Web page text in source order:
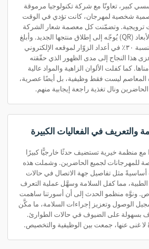
كبير، تعاونّا مع شركة تكنولوجيا مرموقة
شخصية لمهرجان، كانت تؤدي في الوقت
ترويجية. وتضمّنت كل معصمة شعار الشركة
ورمزًا ضوئيًّا ثنائي الأبعاد (QR) يُوجّه إلى إطلاق منتجها الجديد. وأبلغ
العميل عن زيادة بنسبة ٣٠٪ في أعداد الزوّار لموقعه الإلكتروني
هذا النجاح إلى مدى الظهور الذي حقّقته
كما كفلت الألوان الزاهية والمواد عالية
المعاصم ليست فقط وظيفية، بل أيضًا عصرية،
ونال تغذية راجعة إيجابية منهم.
والتعريف في الفعاليات الكبيرة
مع منظمة خيرية تستضيف حدثًا خارجيًّا كبيرًا
للمهرجانات لجميع الحاضرين. وشملت هذه
أساسيةً مثل تفاصيل جهة الاتصال في حالات
الطبية، مما كفل السلامة وسهَّل عملية التعرف
ونوَّه منظمو الحدث إلى أن أسورتنا ساهمت
الوصول وتعزيز إجراءات السلامة، ما مكَّن
بسهولة على الضيوف في حالات الطوارئ.
لا غنى عنها، جمعت بين الوظيفية والتخصيص.